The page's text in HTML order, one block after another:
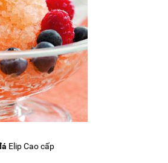
Elip Cao cấp